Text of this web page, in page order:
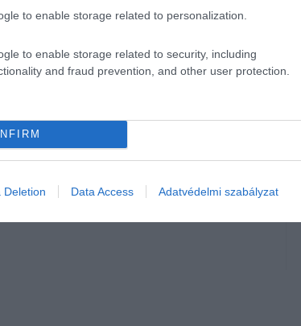
to enable storage related to personalization.
to enable storage related to security, including
and fraud prevention, and other user protection.
Deletion Data Access Adatvédelmi szabályzat